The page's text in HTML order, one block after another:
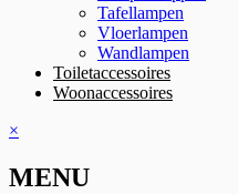
Tafellampen
Vloerlampen
Wandlampen
Toiletaccessoires
Woonaccessoires
×
MENU